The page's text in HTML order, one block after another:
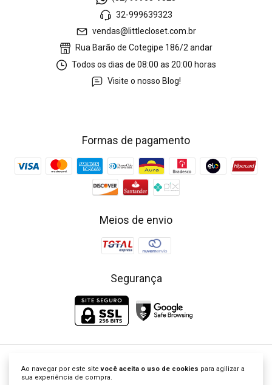
Ao navegar por este sitevocê aceita o uso de cookies para agilizar a
sua experiência de compra.
32-999639323
vendas@littlecloset.com.br
Rua Barão de Cotegipe 186/2 andar
Todos os dias de 08:00 as 20:00 horas
Visite o nosso Blog!
Formas de pagamento
Meios de envio
Segurança
Little Closet - Loja de Roupa Infantil | Vestidos Clássicos Bordados
©2026. Little Closet Brasil - 53757337000104. Todos os direitos